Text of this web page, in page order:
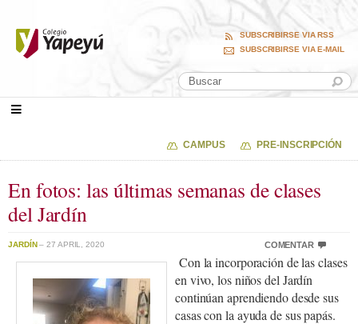
SUBSCRIBIRSE VIA RSS
SUBSCRIBIRSE VIA E-MAIL
CAMPUS PRE-INSCRIPCIÓN
En fotos: las últimas semanas de clases
del Jardín
JARDÍN– 27 APRIL, 2020 COMENTAR
Con la incorporación de las clases
en vivo, los niños del Jardín
continúan aprendiendo desde sus
casas con la ayuda de sus papás.